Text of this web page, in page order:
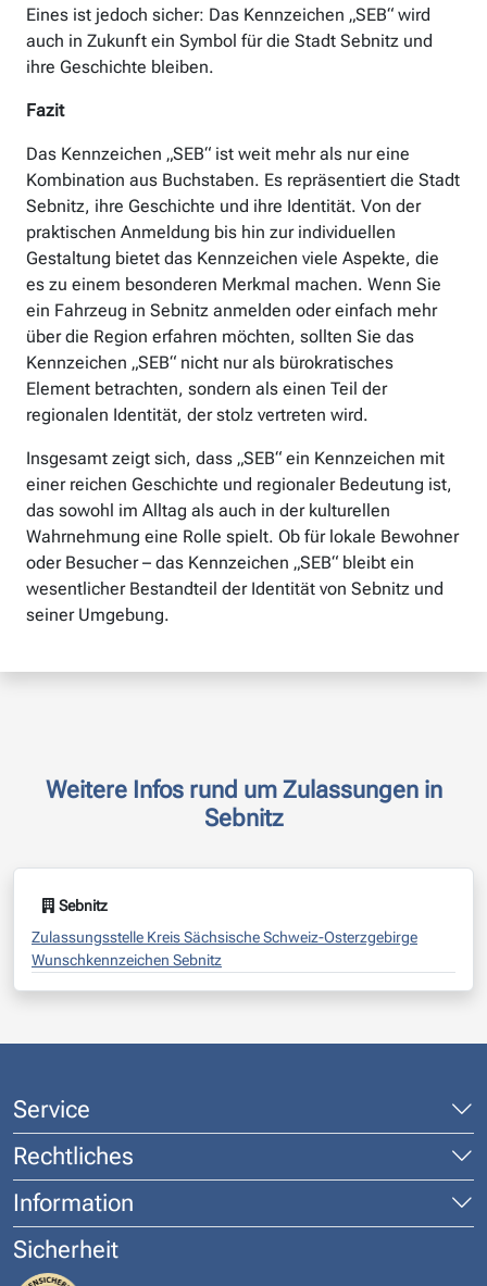
Eines ist jedoch sicher: Das Kennzeichen „SEB“ wird
auch in Zukunft ein Symbol für die Stadt Sebnitz und
ihre Geschichte bleiben.
Fazit
Das Kennzeichen „SEB“ ist weit mehr als nur eine
Kombination aus Buchstaben. Es repräsentiert die Stadt
Sebnitz, ihre Geschichte und ihre Identität. Von der
praktischen Anmeldung bis hin zur individuellen
Gestaltung bietet das Kennzeichen viele Aspekte, die
es zu einem besonderen Merkmal machen. Wenn Sie
ein Fahrzeug in Sebnitz anmelden oder einfach mehr
über die Region erfahren möchten, sollten Sie das
Kennzeichen „SEB“ nicht nur als bürokratisches
Element betrachten, sondern als einen Teil der
regionalen Identität, der stolz vertreten wird.
Insgesamt zeigt sich, dass „SEB“ ein Kennzeichen mit
einer reichen Geschichte und regionaler Bedeutung ist,
das sowohl im Alltag als auch in der kulturellen
Wahrnehmung eine Rolle spielt. Ob für lokale Bewohner
oder Besucher – das Kennzeichen „SEB“ bleibt ein
wesentlicher Bestandteil der Identität von Sebnitz und
seiner Umgebung.
Weitere Infos rund um Zulassungen in
Sebnitz
Sebnitz
Zulassungsstelle Kreis Sächsische Schweiz-Osterzgebirge
Wunschkennzeichen Sebnitz
Service
Rechtliches
Information
Sicherheit